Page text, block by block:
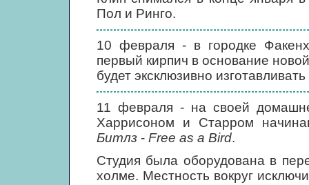
Пол и Ринго.
10 февраля - в городке
первый кирпич в основание
будет эксклюзивно
11 февраля - на своей
Харрисоном и Старром
Битлз- Free as a Bird.
Студия была оборудована в
холме. Местность вокруг